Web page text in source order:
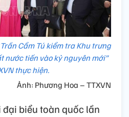
Cẩm Tú kiểm tra Khu trưng
nước tiến vào kỷ nguyên mới”
thực hiện.
Ảnh: Phương Hoa – TTXVN
biểu toàn quốc lần